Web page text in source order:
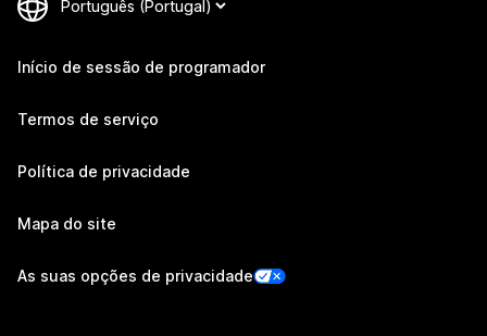
Início de sessão de programador
Termos de serviço
Política de privacidade
Mapa do site
As suas opções de privacidade